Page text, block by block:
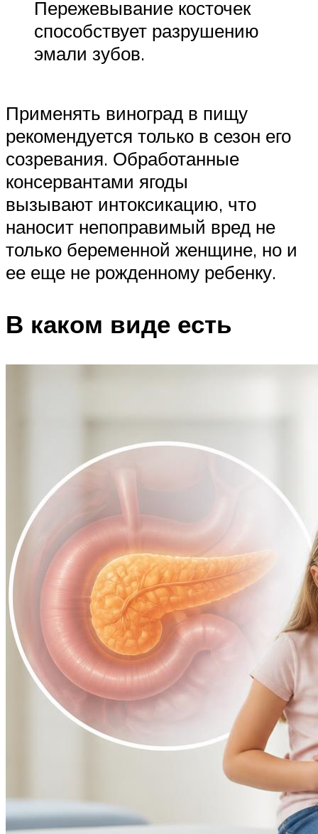
Пережевывание косточек
способствует разрушению
эмали зубов.
Применять виноград в пищу
рекомендуется только в сезон его
созревания. Обработанные
консервантами ягоды
вызывают интоксикацию, что
наносит непоправимый вред не
только беременной женщине, но и
ее еще не рожденному ребенку.
В каком виде есть